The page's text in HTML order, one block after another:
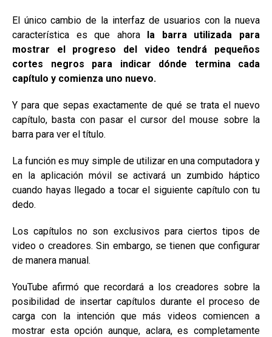
El único cambio de la interfaz de usuarios con la nueva
característica es que ahorala barra utilizada para
mostrar el progreso del video tendrá pequeños
cortes negros para indicar dónde termina cada
capítulo y comienza uno nuevo.
Y para que sepas exactamente de qué se trata el nuevo
capítulo, basta con pasar el cursor del mouse sobre la
barra para ver el título.
La función es muy simple de utilizar en una computadora y
en la aplicación móvil se activará un zumbido háptico
cuando hayas llegado a tocar el siguiente capítulo con tu
dedo.
Los capítulos no son exclusivos para ciertos tipos de
video o creadores. Sin embargo, se tienen que configurar
de manera manual.
YouTube afirmó que recordará a los creadores sobre la
posibilidad de insertar capítulos durante el proceso de
carga con la intención que más videos comiencen a
mostrar esta opción aunque, aclara, es completamente